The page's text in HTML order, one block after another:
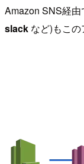
Amazon SNS経
slack など)もこの